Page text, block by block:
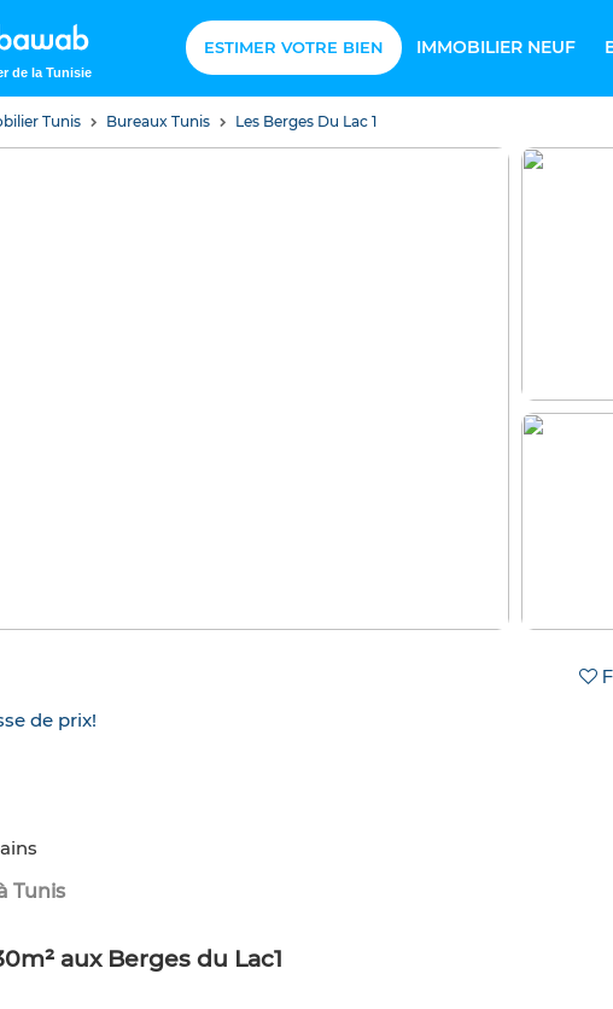
de la Tunisie
ESTIMER VOTRE BIEN IMMOBILIER NEUF
Tunis Bureaux Tunis Les Berges Du Lac 1
de prix!
Tunis
aux Berges du Lac1